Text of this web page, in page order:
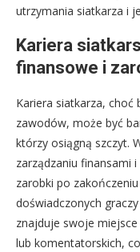
utrzymania siatkarza i
Kariera
finansowe i
Kariera siatkarza,
zawodów, może być
którzy osiągną szczyt.
zarządzaniu finansami
zarobki po
doświadczonych
znajduje swoje
lub komentatorskich,